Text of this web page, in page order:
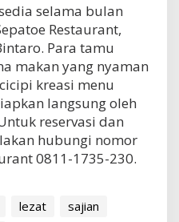
selama bulan
Restaurant,
Para tamu
makan yang nyaman
kreasi menu
langsung oleh
reservasi dan
hubungi nomor
0811-1735-230.
lezat
sajian